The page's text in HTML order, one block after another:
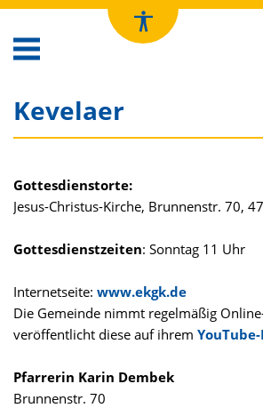
Kevelaer
Gottesdienstorte:
Jesus-Christus-Kirche, Brunnenstr. 70,
Gottesdienstzeiten: Sonntag 11 Uhr
Internetseite: www.ekgk.de
Die Gemeinde nimmt regelmäßig
veröffentlicht diese auf ihrem
Pfarrerin Karin Dembek
Brunnenstr. 70